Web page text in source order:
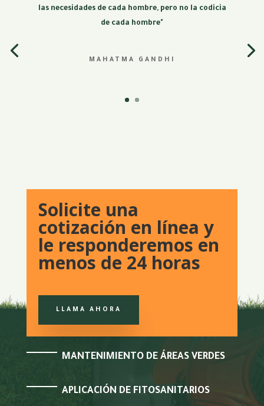
las necesidades de cada hombre, pero no la codicia
de cada hombre"
MAHATMA GANDHI
Solicite una
cotización en línea y
le responderemos en
menos de 24 horas
LLAMA AHORA
MANTENIMIENTO DE ÁREAS VERDES
APLICACIÓN DE FITOSANITARIOS